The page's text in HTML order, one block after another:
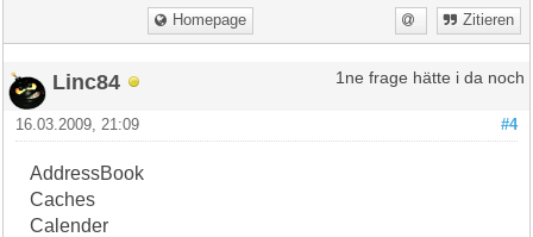
Homepage Zitieren
Linc84 1ne frage hätte i da noch
#4
16.03.2009, 21:09
AddressBook
Caches
Calender